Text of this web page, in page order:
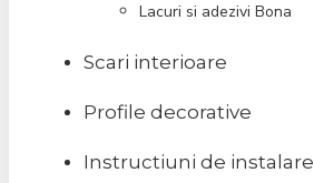
Lacuri si adezivi Bona
Scari interioare
Profile decorative
Instructiuni de instalare